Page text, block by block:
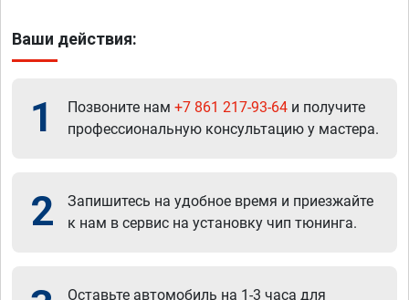
Ваши действия:
1 Позвоните нам +7 861 217-93-64 и получите
профессиональную консультацию у мастера.
2
Запишитесь на удобное время и приезжайте
к нам в сервис на установку чип тюнинга.
Оставьте автомобиль на 1-3 часа для